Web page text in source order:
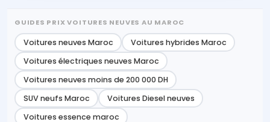
GUIDES PRIX VOITURES NEUVES AU MAROC
Voitures neuves Maroc
Voitures hybrides Maroc
Voitures électriques neuves Maroc
Voitures neuves moins de 200 000 DH
SUV neufs Maroc
Voitures Diesel neuves
Voitures essence maroc